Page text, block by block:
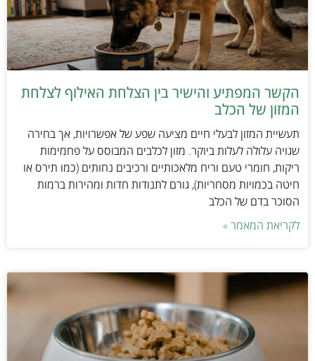
הקשר המפתיע והישיר בין הצלחת האילוף לצלחת
המזון של הכלב
תעשיית המזון לבעלי חיים מציעה שפע של אפשרויות, אך בחירה
שגויה עלולה לעלות ביוקר. מזון לכלבים המבוסס על פחמימות
ריקות, חומרי טעם וריח מלאכותיים ורכיבים נחותים (כמו תירס או
חיטה בכמויות מסחריות), גורם לתנודות חדות ומהירות ברמות
הסוכר בדם של הכלב
לקריאת המאמר »